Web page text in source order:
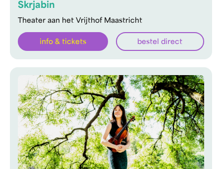
Theater aan het Vrijthof Maastricht
Skrjabin
info & tickets bestel direct